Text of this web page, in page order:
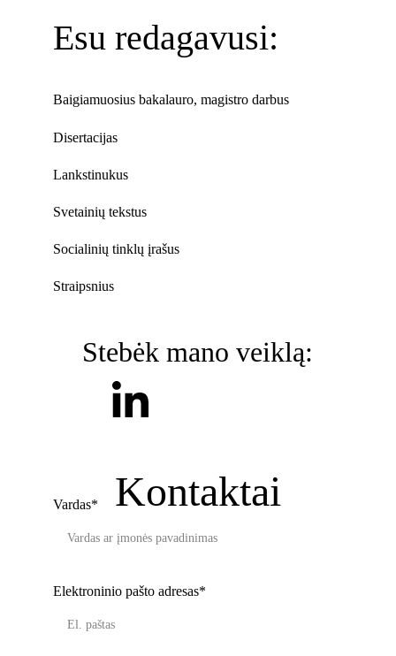
Baigiamuosius bakalauro, magistro darbus
Disertacijas
Lankstinukus
Svetainių tekstus
Socialinių tinklų įrašus
Straipsnius
Esu redagavusi:
Stebėk mano veiklą:
Kontaktai
Vardas*
Elektroninio pašto adresas*